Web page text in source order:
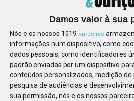
Damos valor à sua
Nós e os nossos 1019 parceiros
informações num dispositivo, como
dados pessoais, como identificadores
padrão enviadas por um dispositivo
conteúdos personalizados, medição de
pesquisa de audiências e
sua permissão, nós e os nossos